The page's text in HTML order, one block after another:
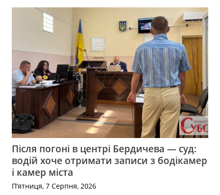
Після погоні в центрі Бердичева — суд:
водій хоче отримати записи з бодікамер
і камер міста
П’ятниця, 7 Серпня, 2026